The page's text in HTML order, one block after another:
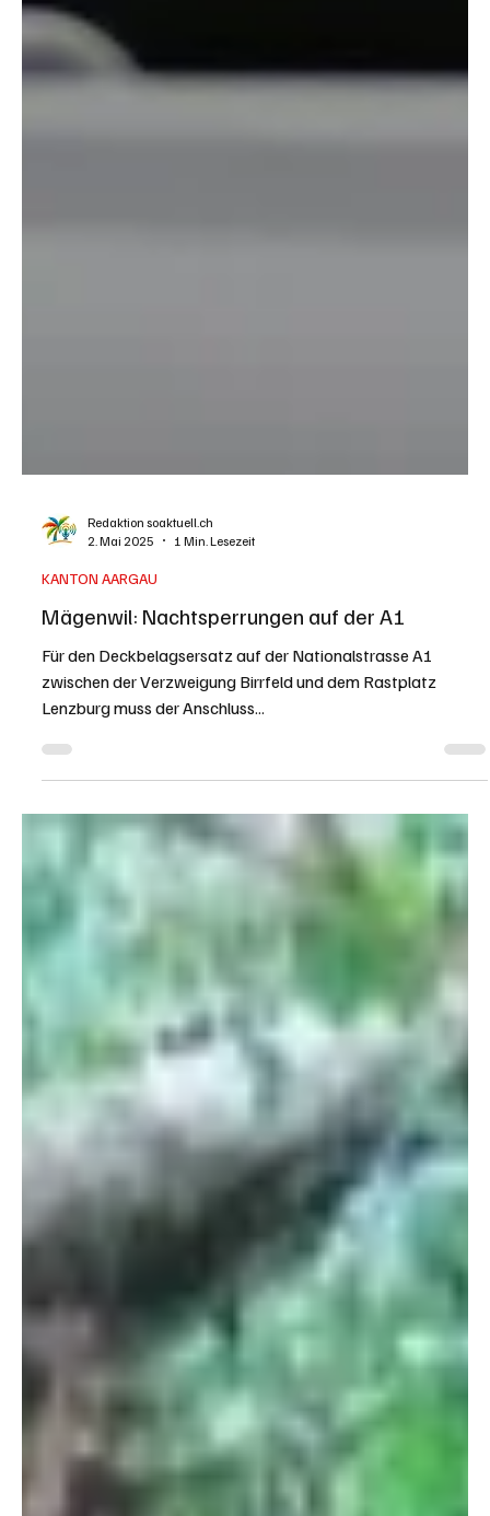
2. Mai 2025
1 Min. Lesezeit
KANTON AARGAU
Mägenwil: Nachtsperrungen auf der A1
Für den Deckbelagsersatz auf der Nationalstrasse A1
zwischen der Verzweigung Birrfeld und dem Rastplatz
Lenzburg muss der Anschluss...